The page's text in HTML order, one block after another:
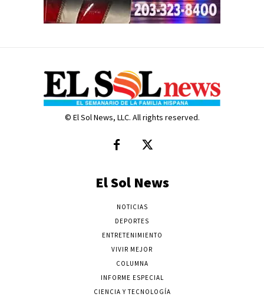
© El Sol News, LLC. All rights reserved.
El Sol News
NOTICIAS
DEPORTES
ENTRETENIMIENTO
VIVIR MEJOR
COLUMNA
INFORME ESPECIAL
CIENCIA Y TECNOLOGÍA